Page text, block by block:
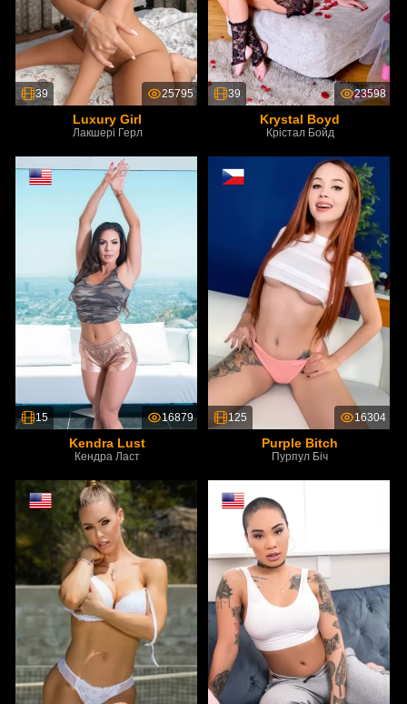
39 25795
Luxury Girl
Лакшері Герл
39 23598
Krystal Boyd
Крістал Бойд
15 16879
Kendra Lust
Кендра Ласт
125 16304
Purple Bitch
Пурпул Біч